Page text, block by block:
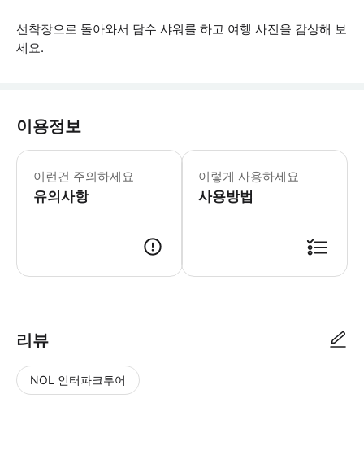
선착장으로 돌아와서 담수 샤워를 하고 여행 사진을 감상해 보
세요.
이용정보
이런건 주의하세요
유의사항
사물함 열쇠에 대한 보증금 $5 USD
이렇게 사용하세요
사용방법
리뷰
NOL 인터파크투어